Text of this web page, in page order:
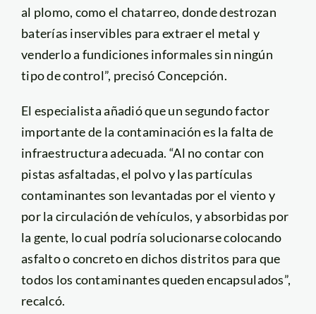
al plomo, como el chatarreo, donde destrozan
baterías inservibles para extraer el metal y
venderlo a fundiciones informales sin ningún
tipo de control”, precisó Concepción.
El especialista añadió que un segundo factor
importante de la contaminación es la falta de
infraestructura adecuada. “Al no contar con
pistas asfaltadas, el polvo y las partículas
contaminantes son levantadas por el viento y
por la circulación de vehículos, y absorbidas por
la gente, lo cual podría solucionarse colocando
asfalto o concreto en dichos distritos para que
todos los contaminantes queden encapsulados”,
recalcó.